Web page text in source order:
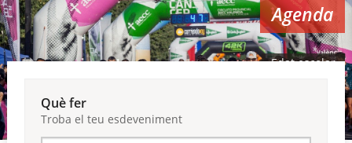
Comunicació ▼
València en esport ▼
Reserves
Agenda
Edat escolar
Què fer
Troba el teu esdeveniment